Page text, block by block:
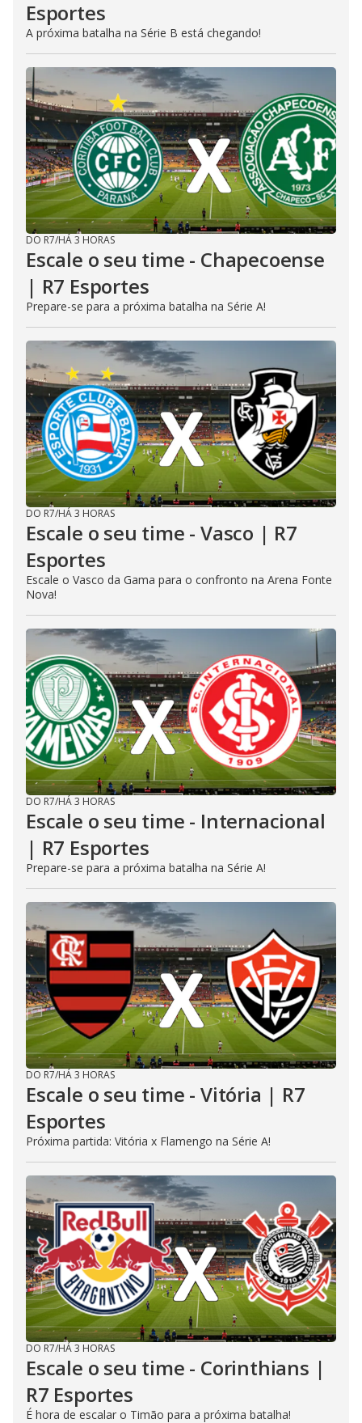
Esportes
A próxima batalha na Série B está chegando!
DO R7/HÁ 3 HORAS
Escale o seu time - Chapecoense
| R7 Esportes
Prepare-se para a próxima batalha na Série A!
DO R7/HÁ 3 HORAS
Escale o seu time - Vasco | R7
Esportes
Escale o Vasco da Gama para o confronto na Arena Fonte
Nova!
DO R7/HÁ 3 HORAS
Escale o seu time - Internacional
| R7 Esportes
Prepare-se para a próxima batalha na Série A!
DO R7/HÁ 3 HORAS
Escale o seu time - Vitória | R7
Esportes
Próxima partida: Vitória x Flamengo na Série A!
DO R7/HÁ 3 HORAS
Escale o seu time - Corinthians |
R7 Esportes
É hora de escalar o Timão para a próxima batalha!